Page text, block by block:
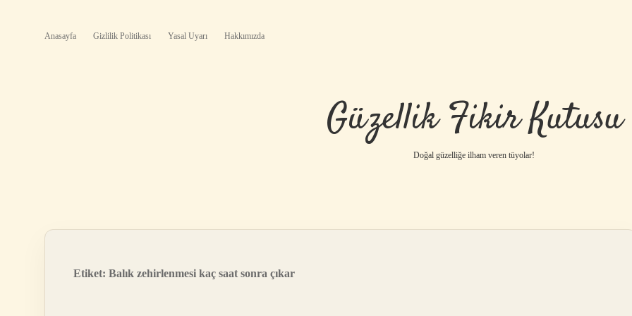
Anasayfa Gizlilik Politikası Yasal Uyarı Hakkımızda
Güzellik Fikir Kutusu
Doğal güzelliğe ilham veren tüyolar!
Etiket: Balık zehirlenmesi kaç saat sonra çıkar